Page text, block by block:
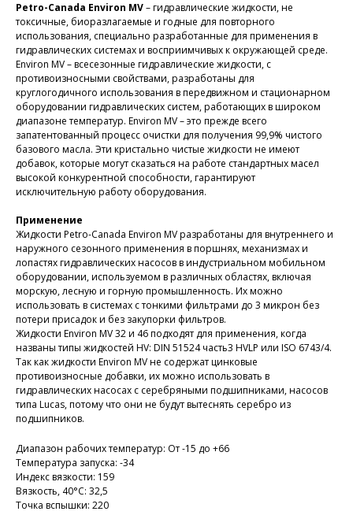
Petro-Canada Environ MV– гидравлические жидкости, не
токсичные, биоразлагаемые и годные для повторного
использования, специально разработанные для применения в
гидравлических системах и восприимчивых к окружающей среде.
Environ MV – всесезонные гидравлические жидкости, с
противоизносными свойствами, разработаны для
круглогодичного использования в передвижном и стационарном
оборудовании гидравлических систем, работающих в широком
диапазоне температур. Environ MV – это прежде всего
запатентованный процесс очистки для получения 99,9% чистого
базового масла. Эти кристально чистые жидкости не имеют
добавок, которые могут сказаться на работе стандартных масел
высокой конкурентной способности, гарантируют
исключительную работу оборудования.
Применение
Жидкости Petro-Canada Environ MV разработаны для внутреннего и
наружного сезонного применения в поршнях, механизмах и
лопастях гидравлических насосов в индустриальном мобильном
оборудовании, используемом в различных областях, включая
морскую, лесную и горную промышленность. Их можно
использовать в системах с тонкими фильтрами до 3 микрон без
потери присадок и без закупорки фильтров.
Жидкости Environ MV 32 и 46 подходят для применения, когда
названы типы жидкостей HV: DIN 51524 часть3 HVLP или ISO 6743/4.
Так как жидкости Environ MV не содержат цинковые
противоизносные добавки, их можно использовать в
гидравлических насосах с серебряными подшипниками, насосов
типа Lucas, потому что они не будут вытеснять серебро из
подшипников.
Диапазон рабочих температур: От -15 до +66
Температура запуска: -34
Индекс вязкости: 159
Вязкость, 40°С: 32,5
Точка вспышки: 220